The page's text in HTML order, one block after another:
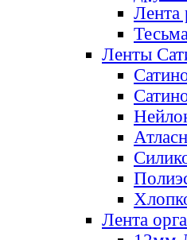
Лента
Ленты
Лента